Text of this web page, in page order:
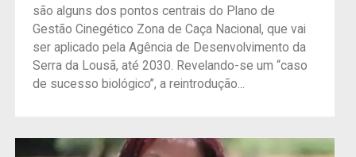
são alguns dos pontos centrais do Plano de
Gestão Cinegético Zona de Caça Nacional, que vai
ser aplicado pela Agência de Desenvolvimento da
Serra da Lousã, até 2030. Revelando-se um “caso
de sucesso biológico”, a reintrodução...